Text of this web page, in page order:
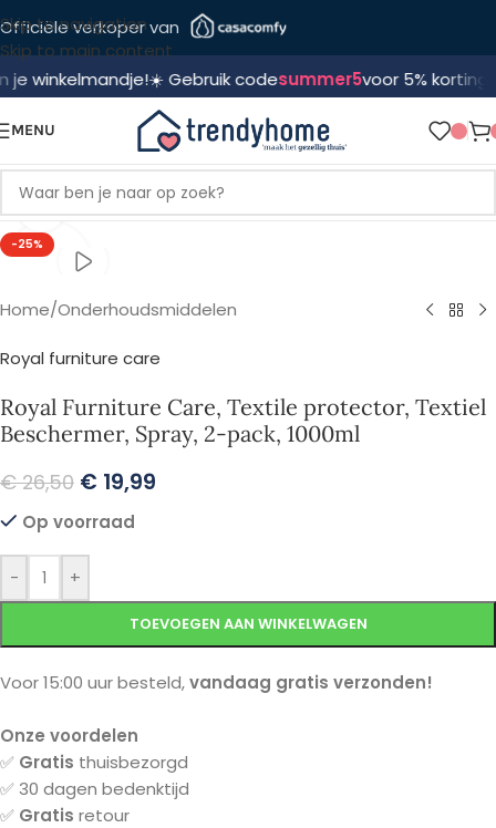
Skip to navigation
Skip to main content
Officiële verkoper van
☀️ Gebruik codesummer5voor 5% korting! 🛍️🔥
MENU
-25%
Klik om te vergroten
Home/Onderhoudsmiddelen
Royal furniture care
Royal Furniture Care, Textile protector, Textiel
Beschermer, Spray, 2-pack, 1000ml
€26,50 € 19,99
Op voorraad
- +
TOEVOEGEN AAN WINKELWAGEN
Voor 15:00 uur besteld,vandaag gratis verzonden!
Onze voordelen
✅ Gratis thuisbezorgd
✅ 30 dagen bedenktijd
✅ Gratis retour